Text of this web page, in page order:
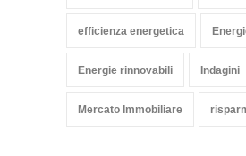
efficienza energetica
Energie rinnovabili Indagini
Mercato Immobiliare